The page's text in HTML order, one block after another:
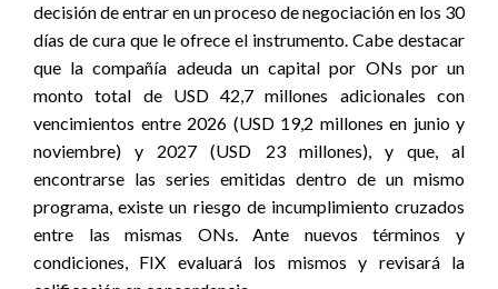
decisión de entrar en un proceso de negociación en los 30
días de cura que le ofrece el instrumento. Cabe destacar
que la compañía adeuda un capital por ONs por un
monto total de USD 42,7 millones adicionales con
vencimientos entre 2026 (USD 19,2 millones en junio y
noviembre) y 2027 (USD 23 millones), y que, al
encontrarse las series emitidas dentro de un mismo
programa, existe un riesgo de incumplimiento cruzados
entre las mismas ONs. Ante nuevos términos y
condiciones, FIX evaluará los mismos y revisará la